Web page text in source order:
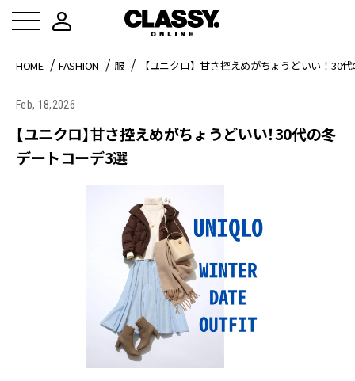
HOME FASHION 服 【ユニクロ】甘さ控えめがちょうどいい！30
Feb, 18,2026
【ユニクロ】甘さ控えめがちょうどいい！30代の冬
デートコーデ3選